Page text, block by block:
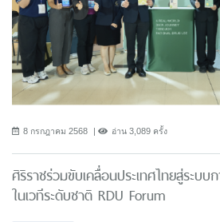
8 กรกฎาคม 2568 อ่าน 3,089 ครั้ง
ศิริราชร่วมขับเคลื่อนประเทศไทยสู่ระบบ
ในเวทีระดับชาติ RDU Forum